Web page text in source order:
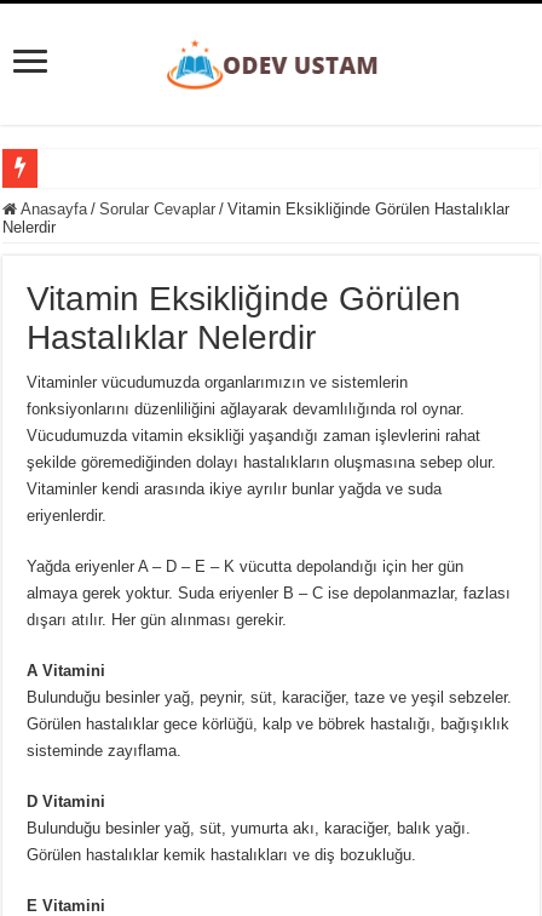
Süpernova Patlaması Nedir? Evrenin Büyüleyici Şöleni
Etobur Hayvan Nedir? Doğanın Zirvesindeki Avcılar
Eğitim Ve Öğretimin Yaşı Yoktur Sözü Ne Kadar Doğrudur?
Yer Yön Zarfları Nedir? 20 Tane Örnek
Pansiyon Nedir? Yarım ve Tam Pansiyon Nedir?
Basit Kesir Nedir? 20 Tane Örnek
Ardışık Sayılar Nedir ve Örnekler
Ünlü Türemesi Nedir? 20 Tane Örnek
Anasayfa / Sorular Cevaplar / Vitamin Eksikliğinde Görülen Hastalıklar
Nelerdir
Vitamin Eksikliğinde Görülen
Hastalıklar Nelerdir
Vitaminler vücudumuzda organlarımızın ve sistemlerin
fonksiyonlarını düzenliliğini ağlayarak devamlılığında rol oynar.
Vücudumuzda vitamin eksikliği yaşandığı zaman işlevlerini rahat
şekilde göremediğinden dolayı hastalıkların oluşmasına sebep olur.
Vitaminler kendi arasında ikiye ayrılır bunlar yağda ve suda
eriyenlerdir.
Yağda eriyenler A – D – E – K vücutta depolandığı için her gün
almaya gerek yoktur. Suda eriyenler B – C ise depolanmazlar, fazlası
dışarı atılır. Her gün alınması gerekir.
A Vitamini
Bulunduğu besinler yağ, peynir, süt, karaciğer, taze ve yeşil sebzeler.
Görülen hastalıklar gece körlüğü, kalp ve böbrek hastalığı, bağışıklık
sisteminde zayıflama.
D Vitamini
Bulunduğu besinler yağ, süt, yumurta akı, karaciğer, balık yağı.
Görülen hastalıklar kemik hastalıkları ve diş bozukluğu.
E Vitamini